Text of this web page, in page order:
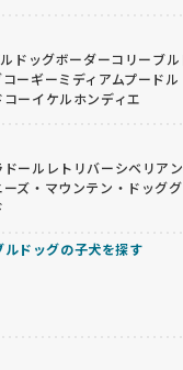
ドッグボーダーコリーブ
コーギーミディアムプードル
コーイケルホンディエ
ドールレトリバーシベリア
ーズ・マウンテン・ドッグ
ルドッグの子犬を探す